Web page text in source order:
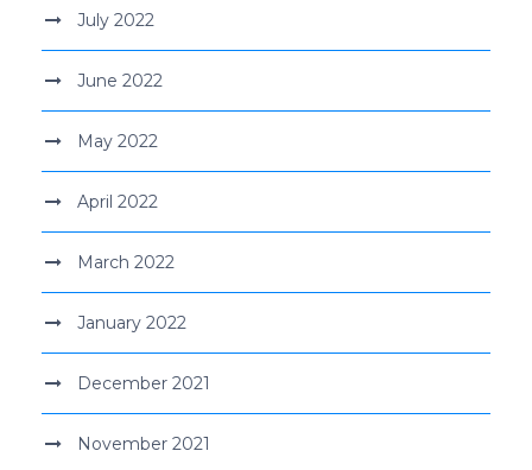
July 2022
June 2022
May 2022
April 2022
March 2022
January 2022
December 2021
November 2021